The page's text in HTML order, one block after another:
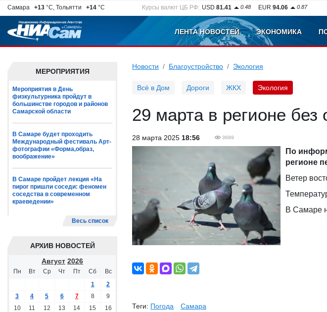
Самара +13 °C, Тольятти +14 °C Курсы валют ЦБ РФ: USD 81.41 0.48 EUR 94.06 0.87
ЛЕНТА НОВОСТЕЙ ЭКОНОМИКА
МЕРОПРИЯТИЯ
Мероприятия в День
физкультурника пройдут в
большинстве городов и районов
Самарской области
В Самаре будет проходить
Международный фестиваль Арт-
фотографии «Форма,образ,
воображение»
В Самаре пройдет лекция «На
пирог пришли соседи: феномен
соседства в современном
краеведении»
Весь список
АРХИВ НОВОСТЕЙ
Август 2026
Пн Вт Ср Чт Пт Сб
Вс
1
2
3
4 5 6 7 8
9
10
11 12 13 14 15
16
Новости Благоустройство Экология
Всё в Дом Дороги ЖКХ Экология
29 марта в регионе без
28 марта 2025 18:56 3689
По
регионе
Ветер
В Самаре
Теги: Погода Самара